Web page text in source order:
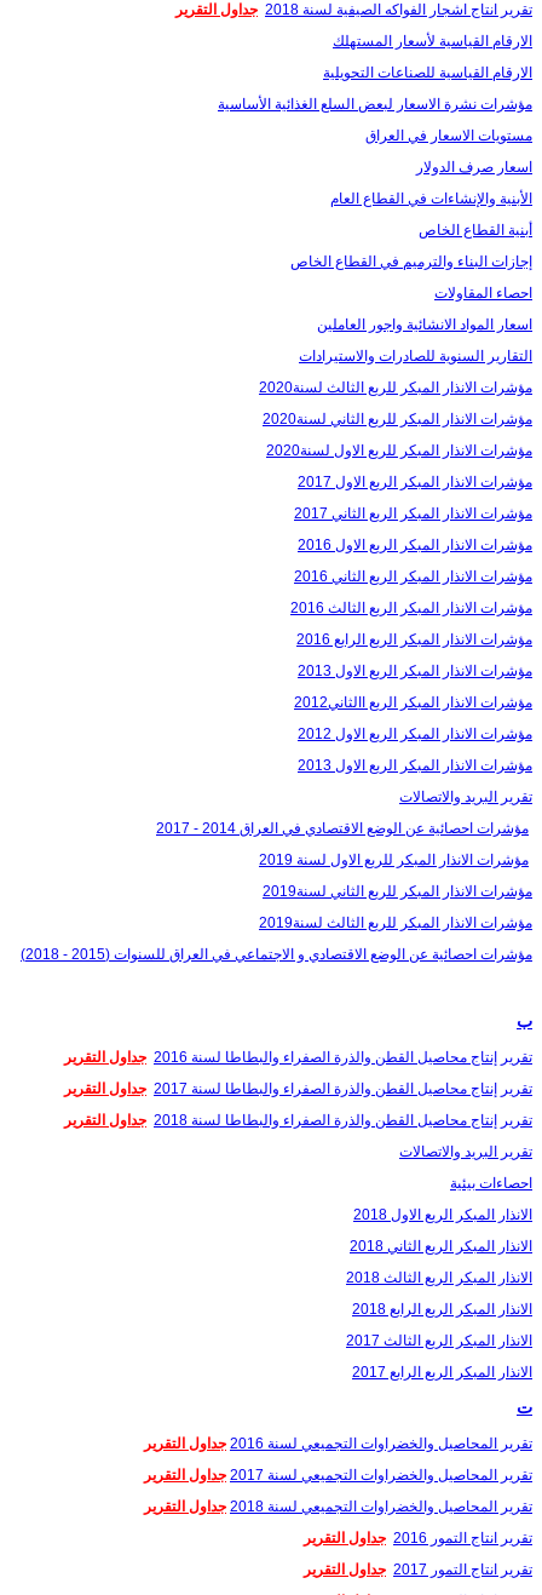
تقرير انتاج اشجار الفواكه الصيفية لسنة 2018
جداول التقرير
الارقام القياسية لأسعار المستهلك
الارقام القياسية للصناعات التحويلية
مؤشرات نشرة الاسعار لبعض السلع الغذائیة الأساسیة
مستويات الاسعار في العراق
اسعار صرف الدولار
الأبنية والإنشاءات في القطاع العام
أبنية القطاع الخاص
إجازات البناء والترميم في القطاع الخاص
احصاء المقاولات
اسعار المواد الانشائية واجور العاملين
التقارير السنوية للصادرات والاستيرادات
مؤشرات الانذار المبكر للربع الثالث لسنة2020
مؤشرات الانذار المبكر للربع الثاني لسنة2020
مؤشرات الانذار المبكر للربع الاول لسنة2020
مؤشرات الانذار المبكر الربع الاول 2017
مؤشرات الانذار المبكر الربع الثاني 2017
مؤشرات الانذار المبكر الربع الاول 2016
مؤشرات الانذار المبكر الربع الثاني 2016
مؤشرات الانذار المبكر الربع الثالث 2016
مؤشرات الانذار المبكر الربع الرابع 2016
مؤشرات الانذار المبكر الربع الاول 2013
مؤشرات الانذار المبكر الربع االثاني2012
مؤشرات الانذار المبكر الربع الاول 2012
مؤشرات الانذار المبكر الربع الاول 2013
تقرير البريد والاتصالات
مؤشرات احصائية عن الوضع الاقتصادي في العراق 2014 - 2017
مؤشرات الانذار المبكر للربع الاول لسنة 2019
مؤشرات الانذار المبكر للربع الثاني لسنة2019
مؤشرات الانذار المبكر للربع الثالث لسنة2019
مؤشرات احصائية عن الوضع الاقتصادي و الاجتماعي في العراق للسنوات (2015 - 2018)
ب
تقرير إنتاج محاصيل القطن والذرة الصفراء والبطاطا لسنة 2016
جداول التقرير
تقرير إنتاج محاصيل القطن والذرة الصفراء والبطاطا لسنة 2017
جداول التقرير
تقرير إنتاج محاصيل القطن والذرة الصفراء والبطاطا لسنة 2018
جداول التقرير
تقرير البريد والاتصالات
احصاءات بيئية
الانذار المبكر الربع الاول 2018
الانذار المبكر الربع الثاني 2018
الانذار المبكر الربع الثالث 2018
الانذار المبكر الربع الرابع 2018
الانذار المبكر الربع الثالث 2017
الانذار المبكر الربع الرابع 2017
ت
تقرير المحاصيل والخضراوات التجميعي لسنة 2016
جداول التقرير
تقرير المحاصيل والخضراوات التجميعي لسنة 2017
جداول التقرير
تقرير المحاصيل والخضراوات التجميعي لسنة 2018
جداول التقرير
تقرير انتاج التمور 2016
جداول التقرير
تقرير انتاج التمور 2017
جداول التقرير